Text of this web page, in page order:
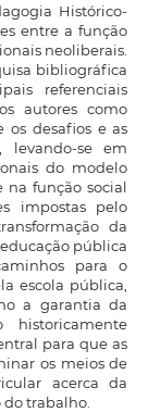
Histórico-
entre a função
neoliberais.
bibliográfica
referenciais
autores como
os desafios e as
levando-se em
do modelo
na função social
impostas pelo
da
pública
para o
escola pública,
a garantia da
para que as
os meios de
acerca da
trabalho.